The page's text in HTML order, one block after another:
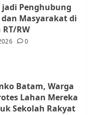
jadi Penghubung
Masyarakat di
RW
0
Batam, Warga
Lahan Mereka
Sekolah Rakyat